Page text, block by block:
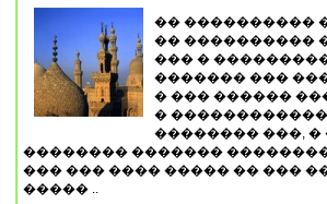
�� ����������
�� ����������
��� �
������� ���
� ��� ������
�
�������� ���, �
�������� �������
��� ��� ���� ����� �� ���
����� ..